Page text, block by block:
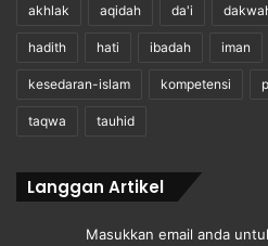
akhlak aqidah da'i
hadith hati ibadah iman
kesedaran-islam kompetensi
taqwa tauhid
Langgan Artikel
Masukkan email anda